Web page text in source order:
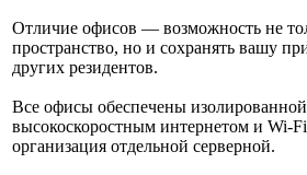
Отличие офисов — возможность не
пространство, но и сохранять вашу
других резидентов.
Все офисы обеспечены
высокоскоростным интернетом и Wi-
организация отдельной серверной.